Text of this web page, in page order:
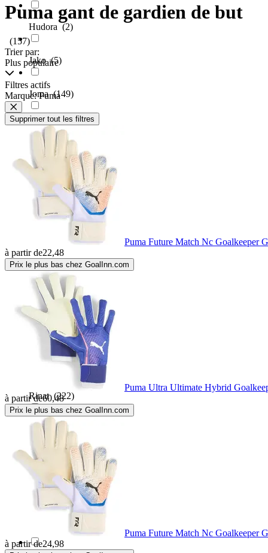
Hudora (2)
Jako(5)
Joma(149)
KEEPERsport(3)
Mitre
My Hood(2)
Precision(73)
Puma (157)
RDX Sports(2)
Reusch(222)
Rinat(222)
ROX (1)
Select
Softee (2)
(27)
Puma gant de gardien de but
(157)
Trier par:
Plus populaire
Filtres actifs
Marque: Puma
Supprimer tout les filtres
Puma Future Match Nc Goalkeeper
à partir de22,48
Prix le plus bas chez GoalInn.com
Puma Ultra Ultimate Hybrid
à partir de60,48
Prix le plus bas chez GoalInn.com
Puma Future Match Nc Goalkeeper
à partir de24,98